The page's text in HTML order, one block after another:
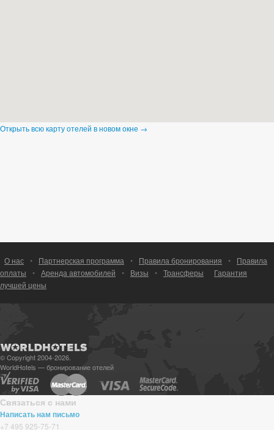
Открыть всю карту отелей в новом окне →
О нас • Партнерская программа • Правила бронирования •
Правила
оплаты
• Аренда автомобилей • Визы • Трансферы
Гарантия
лучшей цены
© Copyright 2004-2026.
WorldHotels — бронирование отелей
Связаться с нами
Написать нам письмо
+7 495 925-75-71